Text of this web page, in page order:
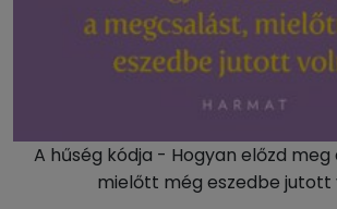
A hűség kódja - Hogyan előzd
mielőtt még eszedbe jutott